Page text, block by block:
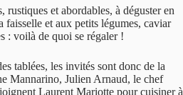
rustiques et abordables, à déguster en
faisselle et aux petits légumes, caviar
: voilà de quoi se régaler !
tablées, les invités sont donc de la
Mannarino, Julien Arnaud, le chef
Laurent Mariotte pour cuisiner à